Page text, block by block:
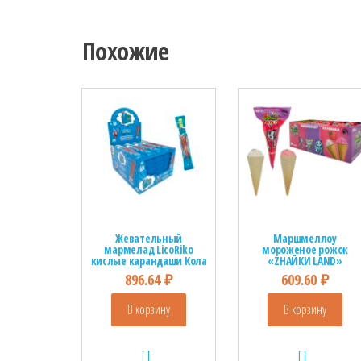
Похожие
Жевательный
мармелад LicoRiko
кислые карандаши Кола
1кор*8бл*24шт, 30г
896.64₽
В корзину
Маршмеллоу
мороженое рожок
«ZНАЙКИ LAND»
1кор*12бл*30шт,10г
609.60₽
В корзину